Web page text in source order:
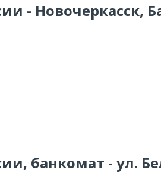
- Новочеркасск,
банкомат - ул.